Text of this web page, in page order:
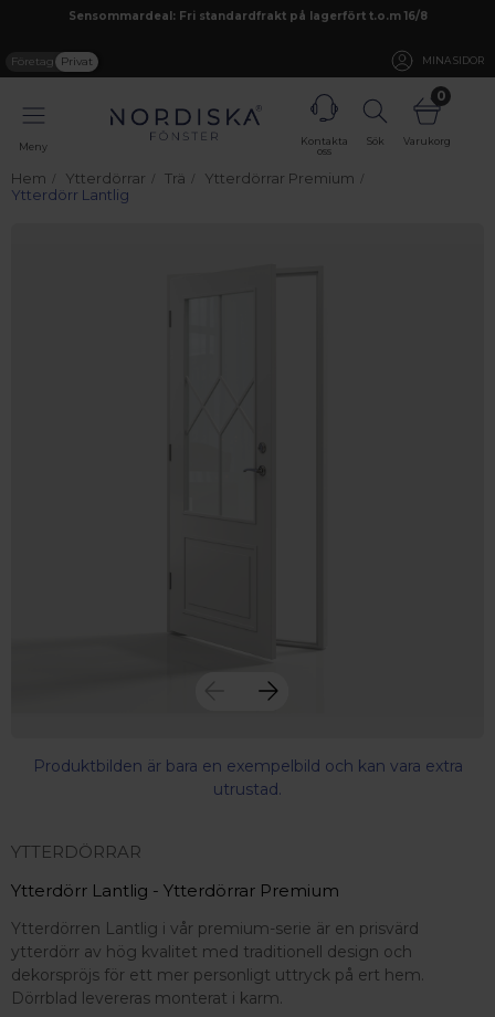
Sensommardeal: Fri standardfrakt på lagerfört t.o.m 16/8
Företag Privat MINA SIDOR
Meny
fokus på kvalitet, omtanke och djup kompetens.
Kontakta
oss
Sök
0
Varukorg
Hem Ytterdörrar Trä
Ytterdörrar Premium
Ytterdörr Lantlig
Produktbilden är bara en exempelbild och kan vara extra
utrustad.
YTTERDÖRRAR
Ytterdörr Lantlig - Ytterdörrar Premium
Ytterdörren Lantlig i vår premium-serie är en prisvärd
ytterdörr av hög kvalitet med traditionell design och
dekorspröjs för ett mer personligt uttryck på ert hem.
Dörrblad levereras monterat i karm.